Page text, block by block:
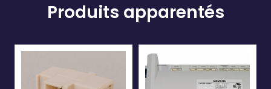
Produits apparentés